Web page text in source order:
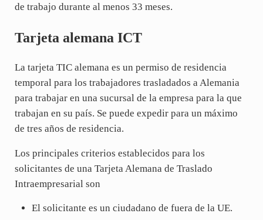
de trabajo durante al menos 33 meses.
Tarjeta alemana ICT
La tarjeta TIC alemana es un permiso de residencia
temporal para los trabajadores trasladados a Alemania
para trabajar en una sucursal de la empresa para la que
trabajan en su país. Se puede expedir para un máximo
de tres años de residencia.
Los principales criterios establecidos para los
solicitantes de una Tarjeta Alemana de Traslado
Intraempresarial son
El solicitante es un ciudadano de fuera de la UE.